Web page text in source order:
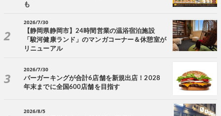
も
2026/7/30
【静岡県静岡市】24時間営業の温浴宿泊施設
「駿河健康ランド」のマンガコーナー＆休憩室が
リニューアル
2026/7/30
バーガーキングが合計6店舗を新規出店！2028
年末までに全国600店舗を目指す
2026/8/5